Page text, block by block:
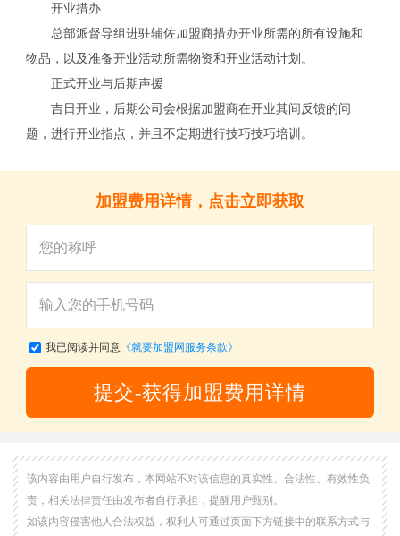
开业措办
总部派督导组进驻辅佐加盟商措办开业所需的所有设施和
物品，以及准备开业活动所需物资和开业活动计划。
正式开业与后期声援
吉日开业，后期公司会根据加盟商在开业其间反馈的问
题，进行开业指点，并且不定期进行技巧技巧培训。
加盟费用详情，点击立即获取
我已阅读并同意《就要加盟网服务条款》
提交-获得加盟费用详情
该内容由用户自行发布，本网站不对该信息的真实性、合法性、有效性负
责，相关法律责任由发布者自行承担，提醒用户甄别。
如该内容侵害他人合法权益，权利人可通过页面下方链接中的联系方式与